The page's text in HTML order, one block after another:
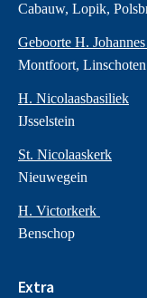
Cabauw, Lopik,
Geboorte H.
Montfoort, Linschoten
H. Nicolaasbasiliek
IJsselstein
St. Nicolaaskerk
Nieuwegein
H. Victorkerk
Benschop
Extra